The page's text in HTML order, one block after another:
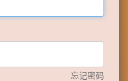
忘记密码